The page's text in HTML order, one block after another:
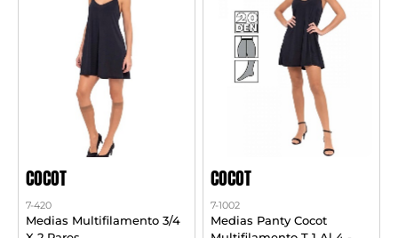
COCOT
7-420
Medias Multifilamento 3/4
COCOT
7-1002
Medias Panty Cocot